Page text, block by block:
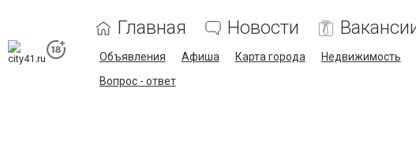
Главная Новости
Объявления Афиша Карта города Недвижимость
Вопрос - ответ